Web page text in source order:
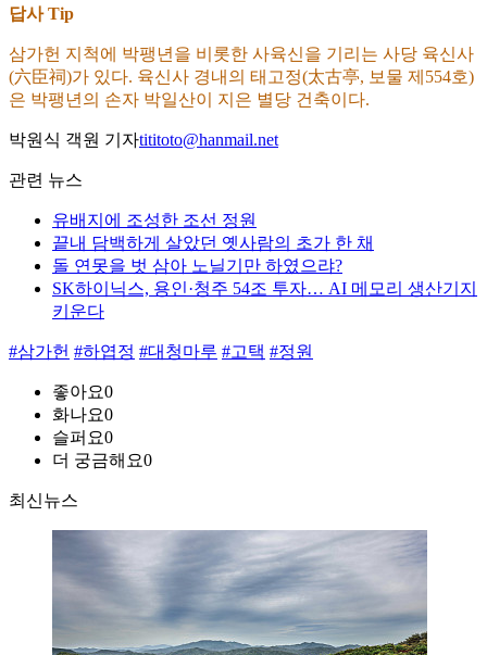
답사 Tip
삼가헌 지척에 박팽년을 비롯한 사육신을 기리는 사당 육신사
(六臣祠)가 있다. 육신사 경내의 태고정(太古亭, 보물 제554호)
은 박팽년의 손자 박일산이 지은 별당 건축이다.
박원식 객원 기자tititoto@hanmail.net
관련 뉴스
유배지에 조성한 조선 정원
끝내 담백하게 살았던 옛사람의 초가 한 채
돌 연못을 벗 삼아 노닐기만 하였으랴?
SK하이닉스, 용인·청주 54조 투자… AI 메모리 생산기지
키운다
#삼가헌 #하엽정 #대청마루 #고택 #정원
좋아요0
화나요0
슬퍼요0
더 궁금해요0
최신뉴스